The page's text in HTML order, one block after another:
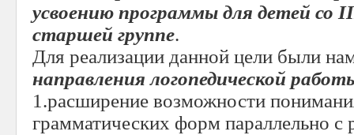
усвоению программы для детей со
старшей группе.
Для реализации данной цели были
направления логопедической
1.расширение возможности
грамматических форм параллельно с